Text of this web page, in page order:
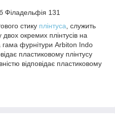
Філадельфія 131
стику плінтуса , служить
окремих плінтусів на
гама фурнітури Arbiton Indo
пластиковому плінтусу
відповідає пластиковому